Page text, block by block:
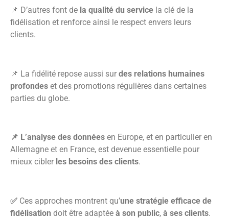
📌 D’autres font de la qualité du service la clé de la
fidélisation et renforce ainsi le respect envers leurs
clients.
📌 La fidélité repose aussi sur des relations humaines
profondes et des promotions régulières dans certaines
parties du globe.
📌 L’analyse des données en Europe, et en particulier en
Allemagne et en France, est devenue essentielle pour
mieux cibler les besoins des clients.
✅ Ces approches montrent qu’une stratégie efficace de
fidélisation doit être adaptée à son public, à ses clients.